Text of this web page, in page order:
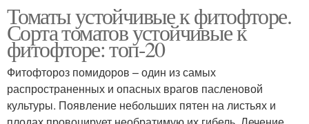
Томаты устойчивые к фитофторе.
Сорта томатов устойчивые к
фитофторе: топ-20
Фитофтороз помидоров – один из самых
распространенных и опасных врагов пасленовой
культуры. Появление небольших пятен на листьях и